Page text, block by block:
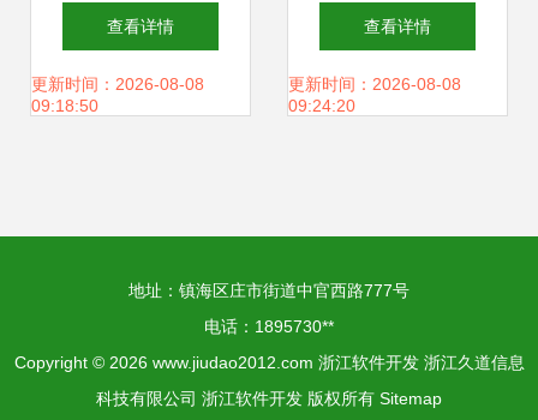
据大会钱塘峰会 美
云智数数字化转型
潮
查看详情
更新时间：2026-08-08
09:18:50
渐响 巩固防控成
效，有序推进复工
查看详情
更新时间：2026-08-08
09:24:20
地址：镇海区庄市街道中官西路777号
电话：1895730**
Copyright © 2026 www.jiudao2012.com 浙江软件开发 浙江久道信息
科技有限公司 浙江软件开发 版权所有 Sitemap